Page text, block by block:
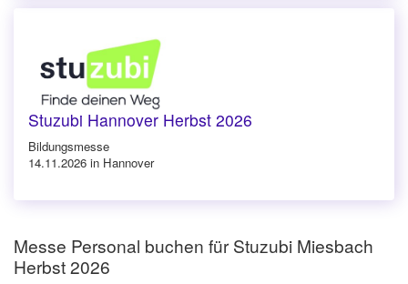
Stuzubi Hannover Herbst 2026
Bildungsmesse
14.11.2026 in Hannover
Messe Personal buchen für Stuzubi Miesbach
Herbst 2026